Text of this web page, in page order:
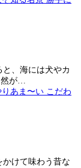
、海には犬やカ
然が…
けて味わう昔な